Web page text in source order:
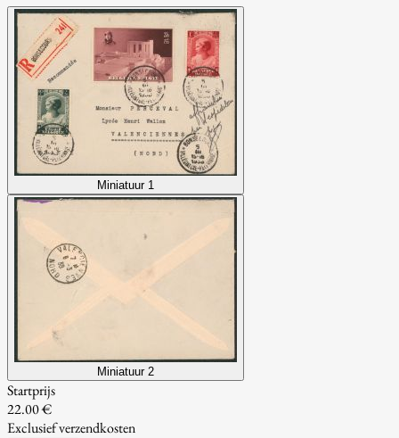
Miniatuur 1
Miniatuur 2
Startprijs
22.00 €
Exclusief verzendkosten